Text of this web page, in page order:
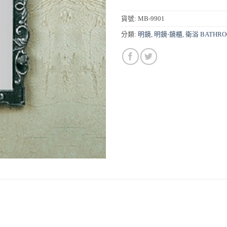
貨號: MB-9901
分類: 明鏡 明鏡⋅鏡櫃 衛浴